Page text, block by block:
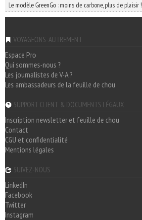
Le modèle GreenGo : moins de carbone, plus de plaisir !
VOYAGEONS-AUTREMENT
Espace Pro
Qui sommes-nous ?
Les journalistes de V-A ?
Les ambassadeurs de la feuille de chou
SUPPORT CLIENT & DOCUMENTS LÉGAUX
Inscription newsletter et feuille de chou
Contact
CGU et confidentialité
Mentions légales
SUIVEZ-NOUS
LinkedIn
Facebook
Twitter
Instagram